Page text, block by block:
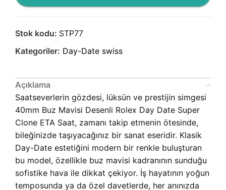
Stok kodu: STP77
Kategoriler: Day-Date swiss
Açıklama
Saatseverlerin gözdesi, lüksün ve prestijin simgesi
40mm Buz Mavisi Desenli Rolex Day Date Super
Clone ETA Saat, zamanı takip etmenin ötesinde,
bileğinizde taşıyacağınız bir sanat eseridir. Klasik
Day-Date estetiğini modern bir renkle buluşturan
bu model, özellikle buz mavisi kadranının sunduğu
sofistike hava ile dikkat çekiyor. İş hayatının yoğun
temposunda ya da özel davetlerde, her anınızda